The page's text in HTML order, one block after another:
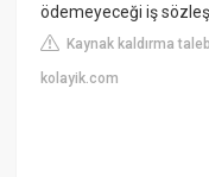
ödemeyeceği iş
Kaynak kaldırma
kolayik.com